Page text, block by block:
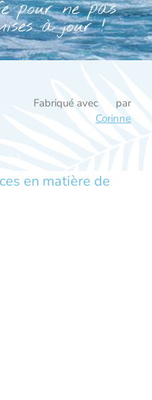
pour ne pas
à jour !
Fabriqué avec
par
Corinne
en matière de